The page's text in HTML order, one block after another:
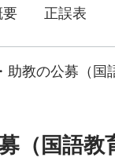
正誤表
助教の公募（国
（国語教